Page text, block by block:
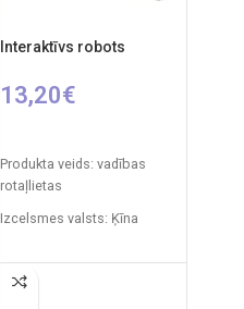
Ieteicamais vecums: no 6
Interaktīvs robots
13,20€
Produkta veids: vadības
rotaļlietas
Izcelsmes valsts: Ķīna
27 cm